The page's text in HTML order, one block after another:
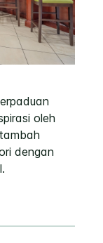
oleh
dengan